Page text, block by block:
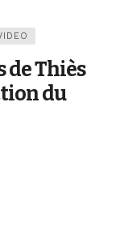
de Thiès
du